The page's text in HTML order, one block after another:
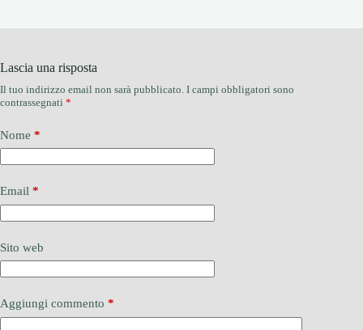
Lascia una risposta
Il tuo indirizzo email non sarà pubblicato. I campi obbligatori sono
contrassegnati *
Nome *
Email *
Sito web
Aggiungi commento *